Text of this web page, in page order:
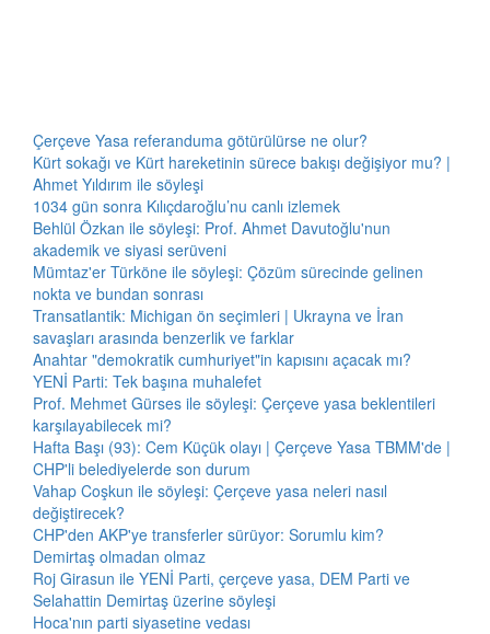
Çerçeve Yasa referanduma götürülürse ne olur?
Kürt sokağı ve Kürt hareketinin sürece bakışı değişiyor mu? |
Ahmet Yıldırım ile söyleşi
1034 gün sonra Kılıçdaroğlu’nu canlı izlemek
Behlül Özkan ile söyleşi: Prof. Ahmet Davutoğlu'nun
akademik ve siyasi serüveni
Mümtaz'er Türköne ile söyleşi: Çözüm sürecinde gelinen
nokta ve bundan sonrası
Transatlantik: Michigan ön seçimleri | Ukrayna ve İran
savaşları arasında benzerlik ve farklar
Anahtar "demokratik cumhuriyet"in kapısını açacak mı?
YENİ Parti: Tek başına muhalefet
Prof. Mehmet Gürses ile söyleşi: Çerçeve yasa beklentileri
karşılayabilecek mi?
Hafta Başı (93): Cem Küçük olayı | Çerçeve Yasa TBMM'de |
CHP'li belediyelerde son durum
Vahap Coşkun ile söyleşi: Çerçeve yasa neleri nasıl
değiştirecek?
CHP'den AKP'ye transferler sürüyor: Sorumlu kim?
Demirtaş olmadan olmaz
Roj Girasun ile YENİ Parti, çerçeve yasa, DEM Parti ve
Selahattin Demirtaş üzerine söyleşi
Hoca'nın parti siyasetine vedası